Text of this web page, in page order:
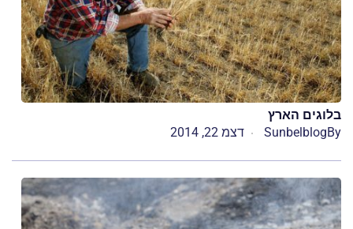
בלוגים הארץ
By
Sunbelblog דצמ 22, 2014